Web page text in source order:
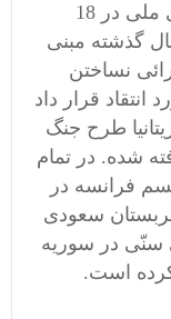
هولاند در سخنرانی مقابل رسانه های ملی در 18
گذشته مبنی
نساختن
قرار داد
طرح جنگ
شده. در تمام
فرانسه در
سعودی
سنّی در سوریه
است.